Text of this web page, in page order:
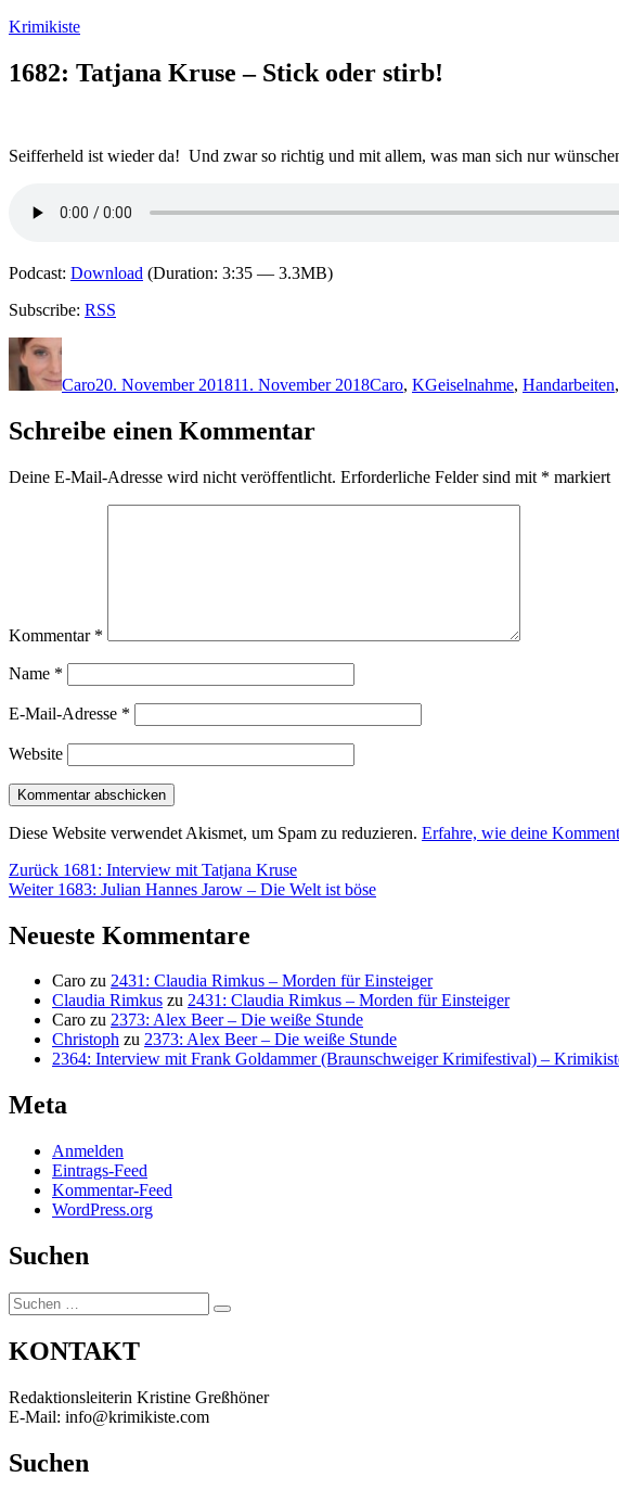
Zum
springen
Krimikiste
1682: Tatjana Kruse – Stick oder stirb!
Seifferheld ist wieder da! Und zwar so richtig und mit allem, was man sich nur
Podcast: Download (Duration: 3:35 — 3.3MB)
Subscribe: RSS
Autor
Caro20. November 201811. November 2018Caro, KGeiselnahme, Handarbeiten,
Schreibe einen Kommentar
Deine E-Mail-Adresse wird nicht veröffentlicht. Erforderliche Felder sind mit * markiert
Kommentar *
Name *
E-Mail-Adresse *
Website
Diese Website verwendet Akismet, um Spam zu reduzieren. Erfahre, wie deine
Beitragsnavigation
Zurück Vorheriger
Beitrag:
1681: Interview mit Tatjana Kruse
Weiter Nächster
1683: Julian Hannes Jarow – Die Welt ist böse
Neueste Kommentare
Caro zu 2431: Claudia Rimkus – Morden für Einsteiger
Claudia Rimkus zu 2431: Claudia Rimkus – Morden für Einsteiger
Caro zu 2373: Alex Beer – Die weiße Stunde
Christoph zu 2373: Alex Beer – Die weiße Stunde
2364: Interview mit Frank Goldammer (Braunschweiger Krimifestival) –
Meta
Anmelden
Eintrags-Feed
Kommentar-Feed
WordPress.org
Suchen
Suchen
nach:
Suchen
KONTAKT
Redaktionsleiterin Kristine Greßhöner
E-Mail: info@krimikiste.com
Suchen